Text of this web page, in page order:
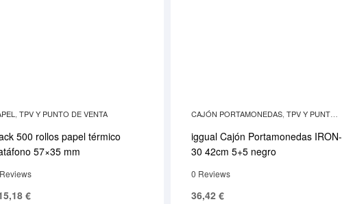
TPV Y PUNTO DE VENTA
500 rollos papel térmico
57×35 mm
€
CAJÓN PORTAMONEDAS, TPV Y PUNTO
iggual Cajón Portamonedas IRON-
30 42cm 5+5 negro
0 Reviews
36,42 €